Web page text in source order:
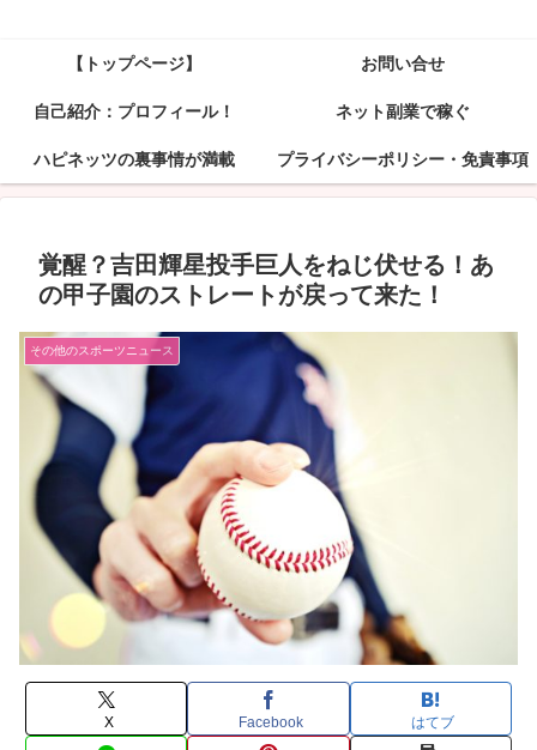
【トップページ】 お問い合せ
自己紹介：プロフィール！ ネット副業で稼ぐ
ハピネッツの裏事情が満載 プライバシーポリシー・免責事項
覚醒？吉田輝星投手巨人をねじ伏せる！あ
の甲子園のストレートが戻って来た！
その他のスポーツニュース
X Facebook はてブ